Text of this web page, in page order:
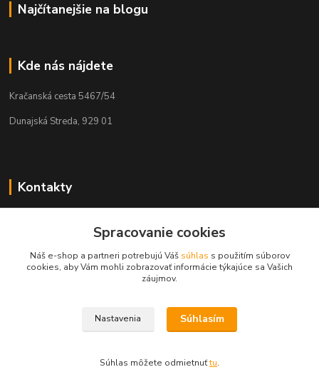
Najčítanejšie na blogu
Kde nás nájdete
Kračanská cesta 5467/54
Dunajská Streda, 929 01
Kontakty
+421 908 775 701
info@kantorstav.sk
Spracovanie cookies
Náš e-shop a partneri potrebujú Váš súhlas s použitím súborov
cookies, aby Vám mohli zobrazovať informácie týkajúce sa Vašich
záujmov.
Nastavenia Súhlasím
Súhlas môžete odmietnuťtu.